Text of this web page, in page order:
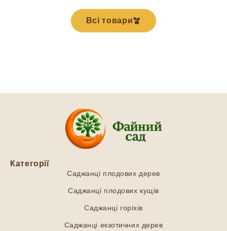
Всі товари
Категорії
Саджанці плодових дерев
Саджанці плодових кущів
Саджанці горіхів
Саджанці екзотичних дерев